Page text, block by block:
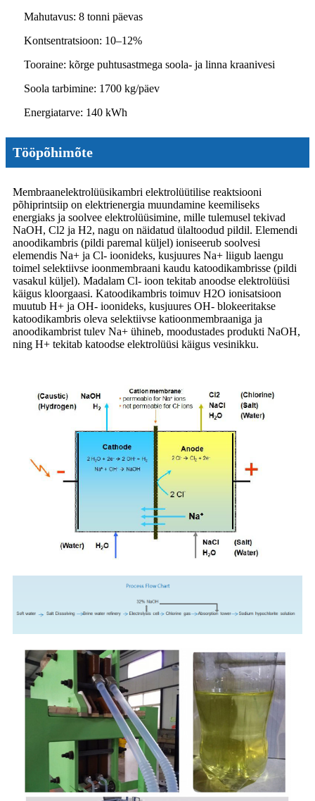
Mahutavus: 8 tonni päevas
Kontsentratsioon: 10–12%
Tooraine: kõrge puhtusastmega soola- ja linna kraanivesi
Soola tarbimine: 1700 kg/päev
Energiatarve: 140 kWh
Tööpõhimõte
Membraanelektrolüüsikambri elektrolüütilise reaktsiooni
põhiprintsiip on elektrienergia muundamine keemiliseks
energiaks ja soolvee elektrolüüsimine, mille tulemusel tekivad
NaOH, Cl2 ja H2, nagu on näidatud ülaltoodud pildil. Elemendi
anoodikambris (pildi paremal küljel) ioniseerub soolvesi
elemendis Na+ ja Cl- ioonideks, kusjuures Na+ liigub laengu
toimel selektiivse ioonmembraani kaudu katoodikambrisse (pildi
vasakul küljel). Madalam Cl- ioon tekitab anoodse elektrolüüsi
käigus kloorgaasi. Katoodikambris toimuv H2O ionisatsioon
muutub H+ ja OH- ioonideks, kusjuures OH- blokeeritakse
katoodikambris oleva selektiivse katioonmembraaniga ja
anoodikambrist tulev Na+ ühineb, moodustades produkti NaOH,
ning H+ tekitab katoodse elektrolüüsi käigus vesinikku.